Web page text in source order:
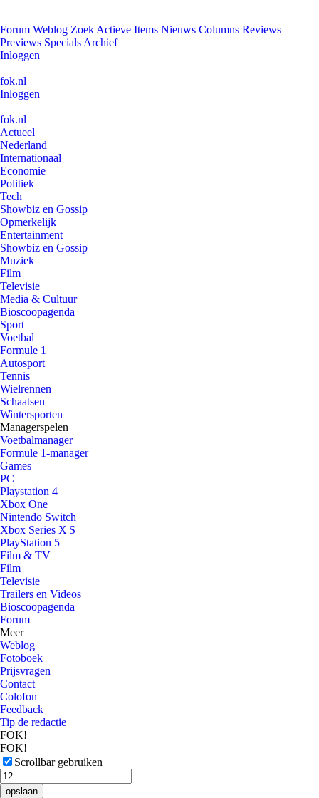
Forum Weblog Zoek Actieve Items Nieuws Columns Reviews
Previews Specials Archief
Inloggen
fok.nl
Inloggen
fok.nl
Actueel
Nederland
Internationaal
Economie
Politiek
Tech
Showbiz en Gossip
Opmerkelijk
Entertainment
Showbiz en Gossip
Muziek
Film
Televisie
Media & Cultuur
Bioscoopagenda
Sport
Voetbal
Formule 1
Autosport
Tennis
Wielrennen
Schaatsen
Wintersporten
Managerspelen
Voetbalmanager
Formule 1-manager
Games
PC
Playstation 4
Xbox One
Nintendo Switch
Xbox Series X|S
PlayStation 5
Film & TV
Film
Televisie
Trailers en Videos
Bioscoopagenda
Forum
Meer
Weblog
Fotoboek
Prijsvragen
Contact
Colofon
Feedback
Tip de redactie
FOK!
FOK!
Scrollbar gebruiken
opslaan